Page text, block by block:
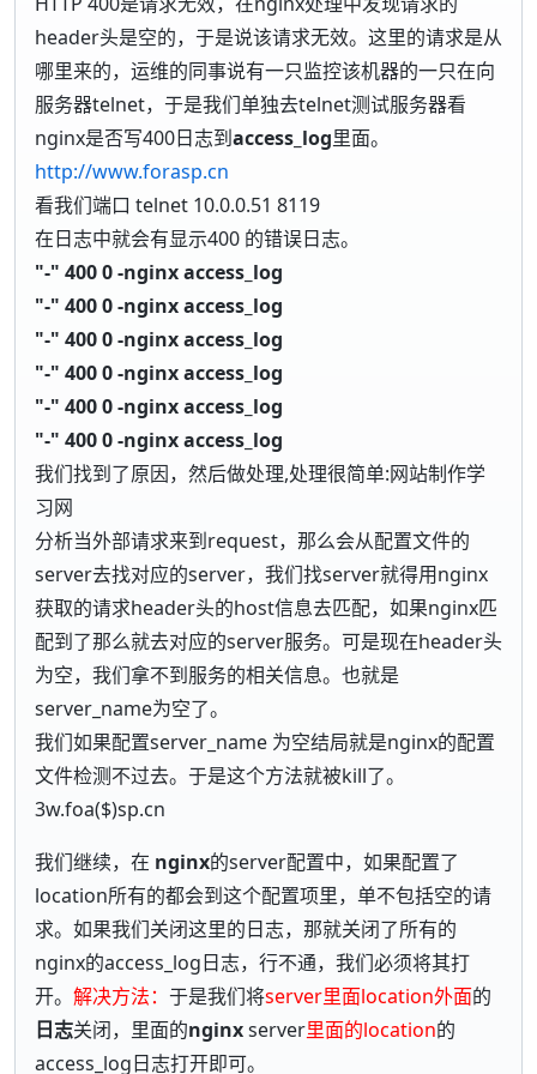
header头是空的，于是说该请求无效。这里的请求是从
哪里来的，运维的同事说有一只监控该机器的一只在向
服务器telnet，于是我们单独去telnet测试服务器看
nginx是否写400日志到access_log里面。
http://www.forasp.cn
看我们端口 telnet 10.0.0.51 8119
在日志中就会有显示400 的错误日志。
"-" 400 0 -nginx access_log
"-" 400 0 -nginx access_log
"-" 400 0 -nginx access_log
"-" 400 0 -nginx access_log
"-" 400 0 -nginx access_log
"-" 400 0 -nginx access_log
我们找到了原因，然后做处理,处理很简单:网站制作学
习网
分析当外部请求来到request，那么会从配置文件的
server去找对应的server，我们找server就得用nginx
获取的请求header头的host信息去匹配，如果nginx匹
配到了那么就去对应的server服务。可是现在header头
为空，我们拿不到服务的相关信息。也就是
server_name为空了。
我们如果配置server_name 为空结局就是nginx的配置
文件检测不过去。于是这个方法就被kill了。
3w.foa($)sp.cn
我们继续，在 nginx的server配置中，如果配置了
location所有的都会到这个配置项里，单不包括空的请
求。如果我们关闭这里的日志，那就关闭了所有的
nginx的access_log日志，行不通，我们必须将其打
开。 解决方法： 于是我们将server里面location外面的
日志关闭，里面的nginxserver里面的location的
access_log日志打开即可。